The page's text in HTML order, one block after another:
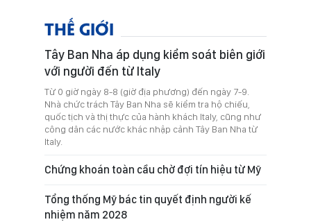
THẾ GIỚI
Tây Ban Nha áp dụng kiểm soát biên giới
với người đến từ Italy
Từ 0 giờ ngày 8-8 (giờ địa phương) đến ngày 7-9.
Nhà chức trách Tây Ban Nha sẽ kiểm tra hộ chiếu,
quốc tịch và thị thực của hành khách Italy, cũng như
công dân các nước khác nhập cảnh Tây Ban Nha từ
Italy.
Chứng khoán toàn cầu chờ đợi tín hiệu từ Mỹ
Tổng thống Mỹ bác tin quyết định người kế
nhiệm năm 2028